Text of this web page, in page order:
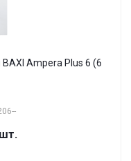
Ampera Plus 6 (6